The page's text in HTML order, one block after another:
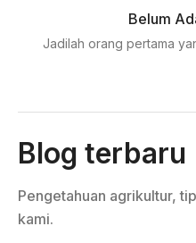
Belum
Jadilah orang pertama
Blog terbaru
Pengetahuan agrikultur,
kami.